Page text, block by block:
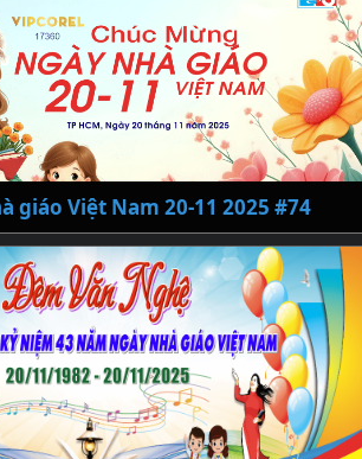
giáo Việt Nam 20-11 2025 #74